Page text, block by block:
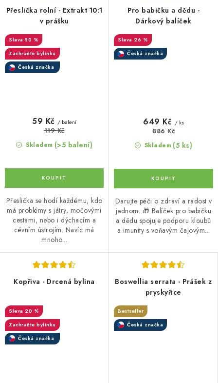
Přeslička rolní - Extrakt 10:1
v prášku
50 %
Zachraňte bylinku
Česká značka
Skladem (>5 balení)
59 Kč / balení
119 Kč
Přeslička se hodí každému, kdo
má problémy s játry, močovými
cestami, nebo i dýchacím a
cévním ústrojím. Navíc má
mnoho...
Pro babičku a dědu -
Dárkový balíček
26 %
Česká značka
Skladem (5 ks)
649 Kč / ks
886 Kč
Darujte péči o zdraví a radost v
jednom. 🎁 Balíček pro babičku
a dědu spojuje podporu kloubů
a imunity s voňavým čajovým...
Kopřiva - Drcená bylina
20 %
Zachraňte bylinku
Česká značka
Boswellia serrata - Prášek z
pryskyřice
Bestseller
Česká značka